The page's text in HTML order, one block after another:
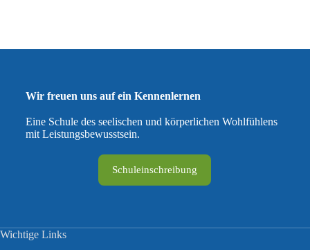
Wir freuen uns auf ein Kennenlernen
Eine Schule des seelischen und körperlichen Wohlfühlens
mit Leistungsbewusstsein.
Schuleinschreibung
Wichtige Links